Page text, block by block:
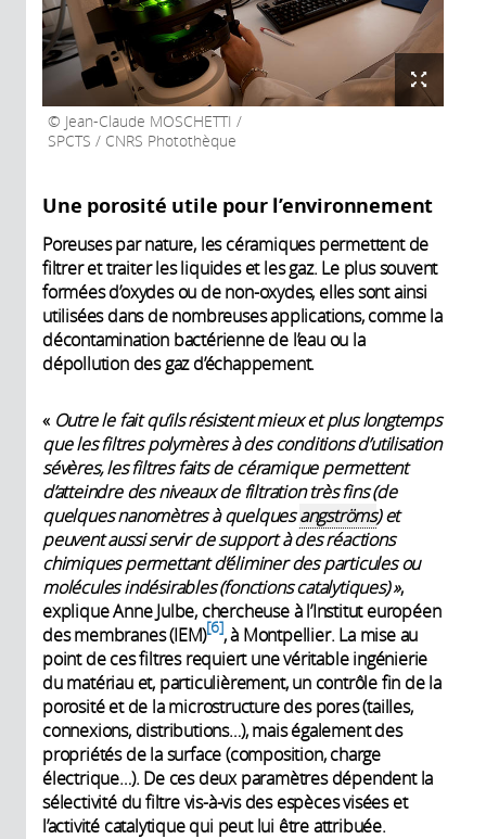
Jean-Claude MOSCHETTI /
SPCTS / CNRS Photothèque
Une porosité utile pour l’environnement
Poreuses par nature, les céramiques permettent de
filtrer et traiter les liquides et les gaz. Le plus souvent
formées d’oxydes ou de non-oxydes, elles sont ainsi
utilisées dans de nombreuses applications, comme la
décontamination bactérienne de l’eau ou la
dépollution des gaz d’échappement.
« Outre le fait qu’ils résistent mieux et plus longtemps
que les filtres polymères à des conditions d’utilisation
sévères, les filtres faits de céramique permettent
d’atteindre des niveaux de filtration très fins (de
quelques nanomètres à quelquesangströms) et
peuvent aussi servir de support à des réactions
chimiques permettant d’éliminer des particules ou
molécules indésirables (fonctions catalytiques) »,
explique Anne Julbe, chercheuse à l’Institut européen
des membranes (IEM) 6 , à Montpellier. La mise au
point de ces filtres requiert une véritable ingénierie
du matériau et, particulièrement, un contrôle fin de la
porosité et de la microstructure des pores (tailles,
connexions, distributions…), mais également des
propriétés de la surface (composition, charge
électrique…). De ces deux paramètres dépendent la
sélectivité du filtre vis-à-vis des espèces visées et
l’activité catalytique qui peut lui être attribuée.